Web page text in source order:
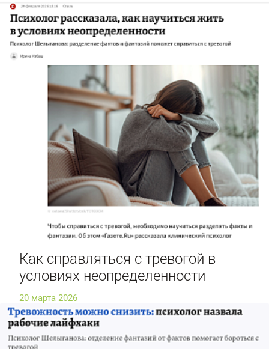
Как справляться с тревогой в
условиях неопределенности
20 марта 2026